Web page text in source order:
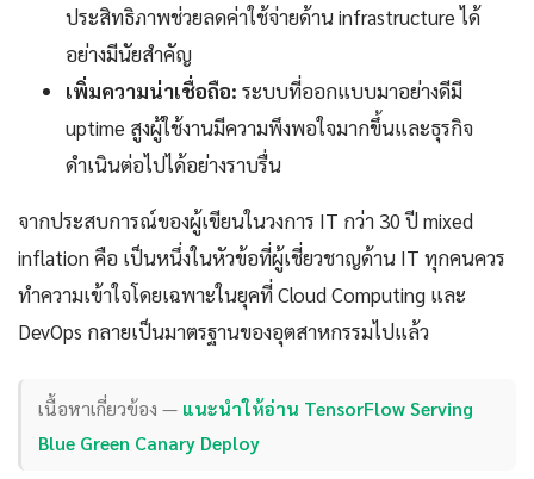
ประสิทธิภาพช่วยลดค่าใช้จ่ายด้าน infrastructure ได้
อย่างมีนัยสำคัญ
เพิ่มความน่าเชื่อถือ: ระบบที่ออกแบบมาอย่างดีมี
uptime สูงผู้ใช้งานมีความพึงพอใจมากขึ้นและธุรกิจ
ดำเนินต่อไปได้อย่างราบรื่น
จากประสบการณ์ของผู้เขียนในวงการ IT กว่า 30 ปี mixed
inflation คือ เป็นหนึ่งในหัวข้อที่ผู้เชี่ยวชาญด้าน IT ทุกคนควร
ทำความเข้าใจโดยเฉพาะในยุคที่ Cloud Computing และ
DevOps กลายเป็นมาตรฐานของอุตสาหกรรมไปแล้ว
เนื้อหาเกี่ยวข้อง — แนะนำให้อ่าน TensorFlow Serving
Blue Green Canary Deploy